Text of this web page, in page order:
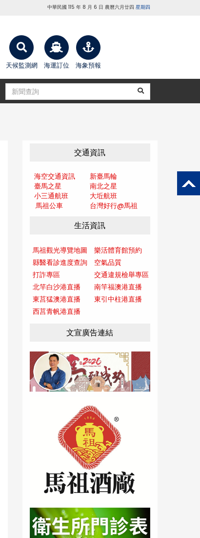
中華民國 115 年 8 月 6 日 農曆六月廿四 星期四
天候監測網 海運訂位 海象預報
交通資訊
海空交通資訊
新臺馬輪
臺馬之星
南北之星
小三通航班
大坵航班
馬祖公車
台灣好行@馬祖
生活資訊
馬祖觀光導覽地圖
樂活體育館預約
縣醫看診進度查詢
空氣品質
打詐專區
交通違規檢舉專區
北竿白沙港直播
南竿福澳港直播
東莒猛澳港直播
東引中柱港直播
西莒青帆港直播
文宣廣告連結